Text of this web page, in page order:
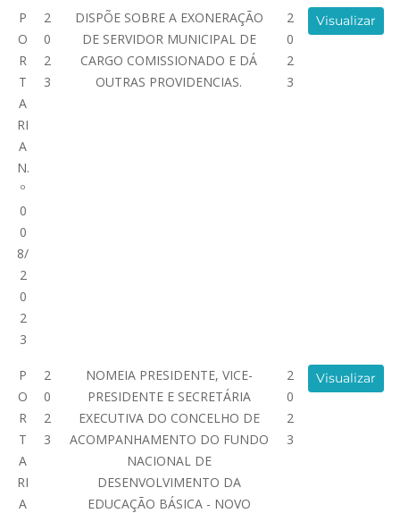
P
O
R
T
A
RI
A
N.
º
0
0
8/
2
0
2
3
2
0
2
3
DISPÕE SOBRE A EXONERAÇÃO
DE SERVIDOR MUNICIPAL DE
CARGO COMISSIONADO E DÁ
OUTRAS PROVIDENCIAS.
2
0
2
3
Visualizar
P
O
R
T
A
RI
A
2
0
2
3
NOMEIA PRESIDENTE, VICE-
PRESIDENTE E SECRETÁRIA
EXECUTIVA DO CONCELHO DE
ACOMPANHAMENTO DO FUNDO
NACIONAL DE
DESENVOLVIMENTO DA
EDUCAÇÃO BÁSICA - NOVO
2
0
2
3
Visualizar